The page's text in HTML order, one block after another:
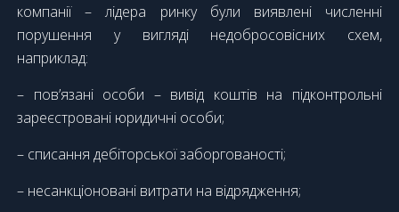
компанії – лідера ринку були виявлені численні
порушення у вигляді недобросовісних схем,
наприклад:
– пов’язані особи – вивід коштів на підконтрольні
зареєстровані юридичні особи;
– списання дебіторської заборгованості;
– несанкціоновані витрати на відрядження;